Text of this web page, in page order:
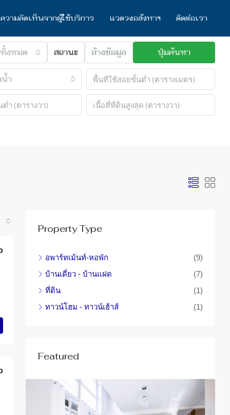
ความคิดเห็นจากผู้ใช้บริการ แวดวงอสังหาฯ ติดต่อเรา
ทั้งหมด สถานะ ล้างข้อมูล ปุ่มค้นหา
ำ
Property Type
อพาร์ทเม้นท์-หอพัก
(9)
บ้านเดี่ยว - บ้านแฝด
(7)
ที่ดิน
(1)
ทาวน์โฮม - ทาวน์เฮ้าส์
(1)
Featured